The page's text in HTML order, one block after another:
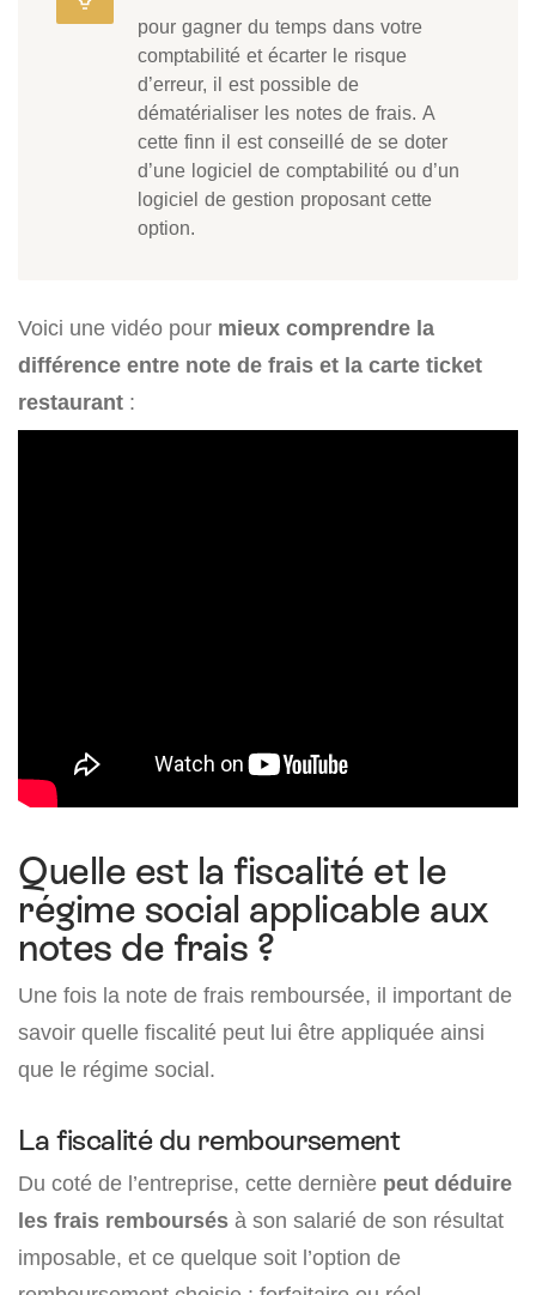
pour gagner du temps dans votre
comptabilité et écarter le risque
d’erreur, il est possible de
dématérialiser les notes de frais. A
cette finn il est conseillé de se doter
d’une logiciel de comptabilité ou d’un
logiciel de gestion proposant cette
option.
Voici une vidéo pour mieux comprendre la
différence entre note de frais et la carte ticket
restaurant :
Quelle est la fiscalité et le
régime social applicable aux
notes de frais ?
Une fois la note de frais remboursée, il important de
savoir quelle fiscalité peut lui être appliquée ainsi
que le régime social.
La fiscalité du remboursement
Du coté de l’entreprise, cette dernière peut déduire
les frais remboursés à son salarié de son résultat
imposable, et ce quelque soit l’option de